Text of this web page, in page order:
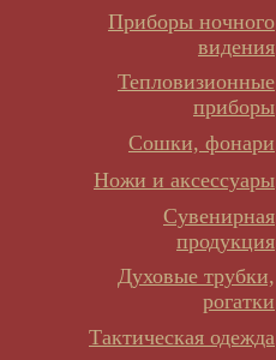
Приборы ночного
видения
Тепловизионные
приборы
Сошки, фонари
Ножи и аксессуары
Сувенирная
продукция
Духовые трубки,
рогатки
Тактическая одежда